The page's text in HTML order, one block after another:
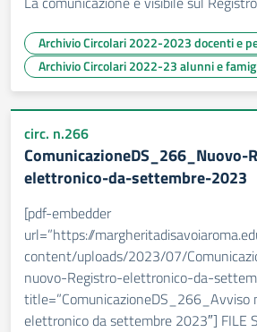
Archivio Circolari 2022-2023 docenti e
Archivio Circolari 2022-23 alunni e
circ. n.266
ComunicazioneDS_266_Nuovo-
elettronico-da-settembre-2023
[pdf-embedder
url=”https://
content/uploads/2023/07/
nuovo-Registro-elettronico-da-
title=”ComunicazioneDS_266_Avviso
elettronico da settembre 2023″] FILE